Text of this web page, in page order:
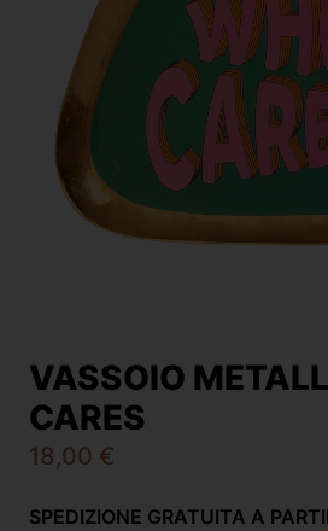
VASSOIO
CARES
18,00 €
SPEDIZIONE GRATUITA A